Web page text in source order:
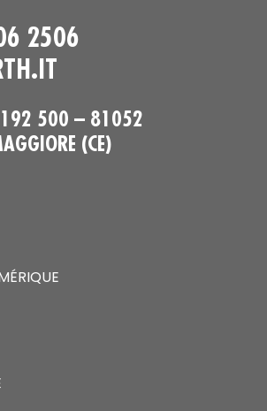
2506
192 500 – 81052
(CE)